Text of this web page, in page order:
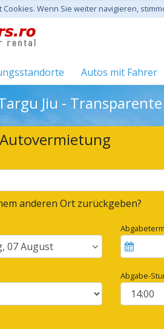
Wenn Sie weiter navigieren,
Autos mit Fahrer
Jiu - Transparente
anderen Ort zurückgeben?
,07August
Abgabe-